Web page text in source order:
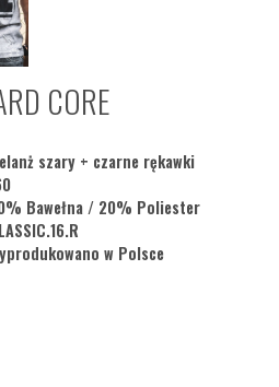
CORE
szary + czarne rękawki
Bawełna / 20% Poliester
w Polsce